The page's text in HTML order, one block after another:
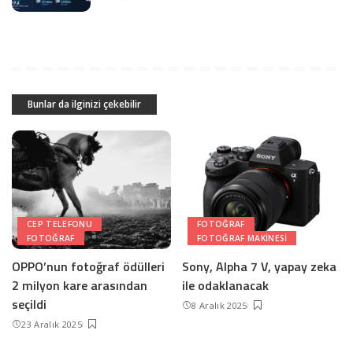
Bunlar da ilginizi çekebilir
CEP TELEFONU
FOTOĞRAF
OPPO’nun fotoğraf ödülleri
2 milyon kare arasından
seçildi
23 Aralık 2025
FOTOĞRAF
FOTOĞRAF MAKINESI
Sony, Alpha 7 V, yapay zeka
ile odaklanacak
8 Aralık 2025